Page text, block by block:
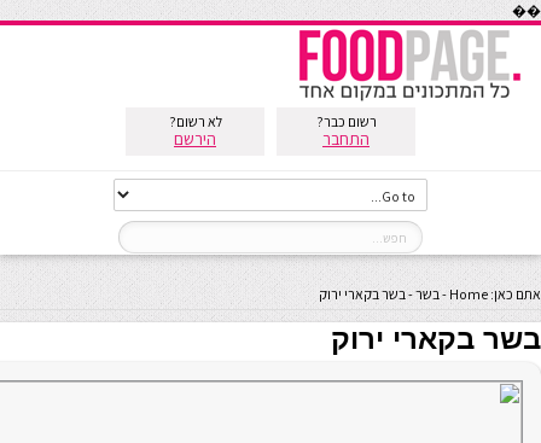
��
רשום כבר?
התחבר
לא רשום?
הירשם
אתם כאן: Home
-בשר-בשר בקארי ירוק
בשר בקארי ירוק